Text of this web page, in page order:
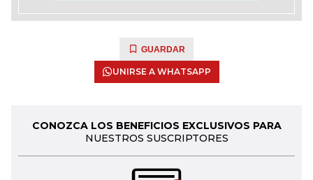
GUARDAR
UNIRSE A WHATSAPP
CONOZCA LOS BENEFICIOS EXCLUSIVOS PARA
NUESTROS SUSCRIPTORES